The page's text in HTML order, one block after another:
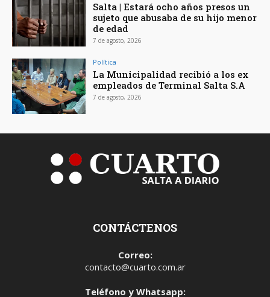
Salta | Estará ocho años presos un
sujeto que abusaba de su hijo menor
de edad
7 de agosto, 2026
Política
La Municipalidad recibió a los ex
empleados de Terminal Salta S.A
7 de agosto, 2026
CONTÁCTENOS
Correo:
contacto@cuarto.com.ar
Teléfono y Whatsapp: